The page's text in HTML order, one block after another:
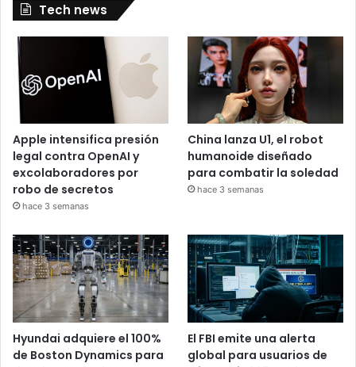
Tech news
Apple intensifica presión
legal contra OpenAI y
excolaboradores por
robo de secretos
hace 3 semanas
China lanza U1, el robot
humanoide diseñado
para combatir la soledad
hace 3 semanas
Hyundai adquiere el 100%
de Boston Dynamics para
El FBI emite una alerta
global para usuarios de